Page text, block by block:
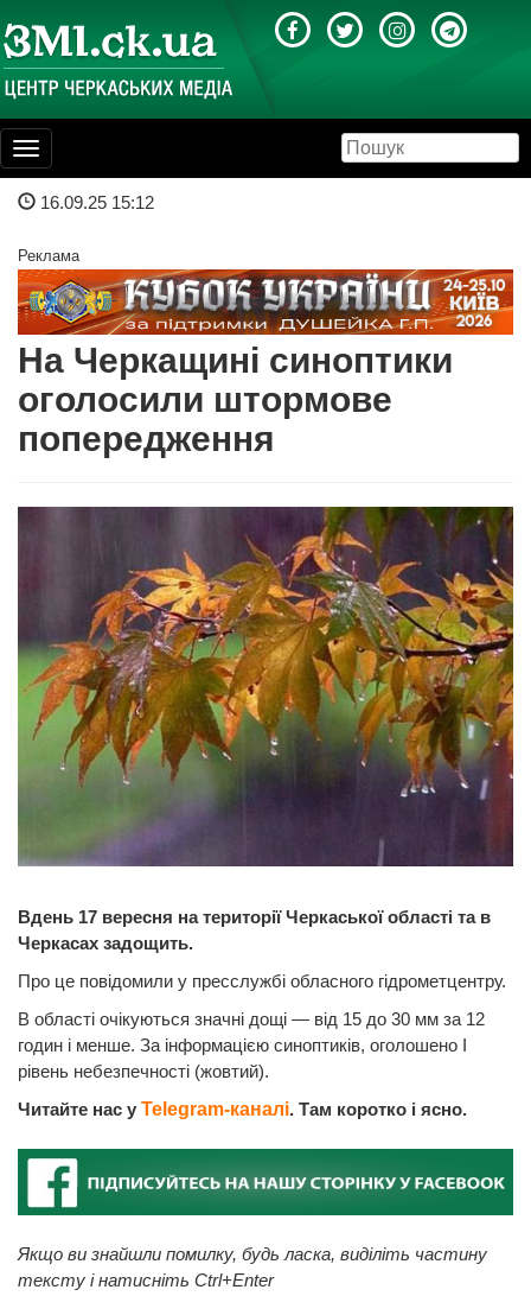
Toggle
navigation
16.09.25 15:12
Реклама
На Черкащині синоптики
оголосили штормове
попередження
Вдень 17 вересня на території Черкаської області та в
Черкасах задощить.
Про це повідомили у пресслужбі обласного гідрометцентру.
В області очікуються значні дощі — від 15 до 30 мм за 12
годин і менше. За інформацією синоптиків, оголошено І
рівень небезпечності (жовтий).
Читайте нас у Telegram-каналі. Там коротко і ясно.
Якщо ви знайшли помилку, будь ласка, виділіть частину
тексту і натисніть Ctrl+Enter